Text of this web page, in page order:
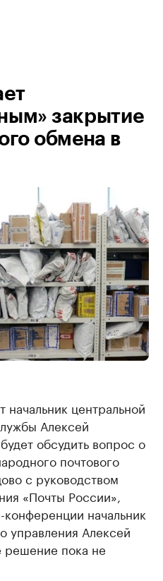
закрытие
обмена в
начальник центральной
Алексей
обсудить вопрос о
почтового
с руководством
«Почты России»,
начальник
управления Алексей
решение пока не